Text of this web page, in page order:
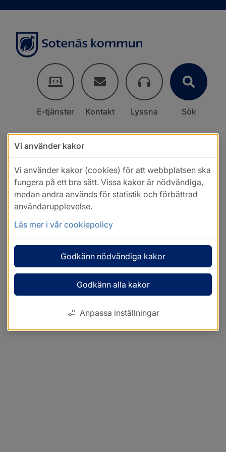
E-tjänster Kontakt Lyssna Sök
Vi använder kakor
Vi använder kakor (cookies) för att webbplatsen ska
fungera på ett bra sätt. Vissa kakor är nödvändiga,
medan andra används för statistik och förbättrad
användarupplevelse.
Läs mer i vår cookiepolicy
Godkänn nödvändiga kakor
Godkänn alla kakor
Anpassa inställningar